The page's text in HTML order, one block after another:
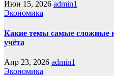
Июн 15, 2026 admin1
Экономика
Какие темы самые сложные
учёта
Апр 23, 2026 admin1
Экономика